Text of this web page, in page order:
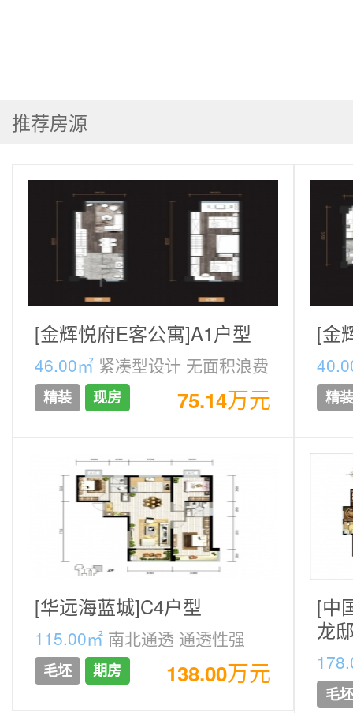
推荐房源
[金辉悦府E客公寓]A1户型
46.00㎡ 紧凑型设计 无面积浪费
精装 现房 75.14万元
[金
精装
[华远海蓝城]C4户型
115.00㎡ 南北通透 通透性强
毛坯 期房 138.00万元
[中
龙
正毛坯